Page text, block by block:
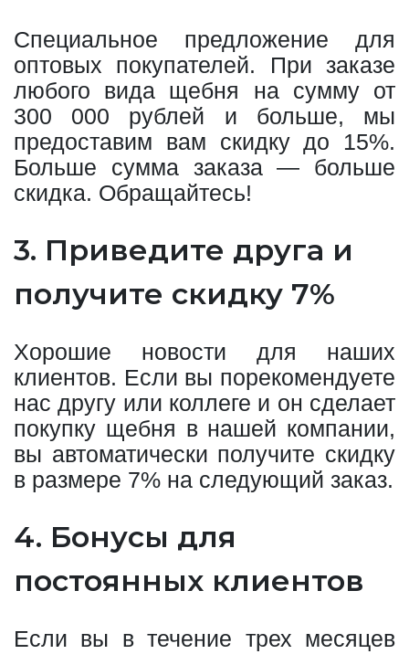
Специальное предложение для
оптовых покупателей. При заказе
любого вида щебня на сумму от
300 000 рублей и больше, мы
предоставим вам скидку до 15%.
Больше сумма заказа — больше
скидка. Обращайтесь!
3. Приведите друга и
получите скидку 7%
Хорошие новости для наших
клиентов. Если вы порекомендуете
нас другу или коллеге и он сделает
покупку щебня в нашей компании,
вы автоматически получите скидку
в размере 7% на следующий заказ.
4. Бонусы для
постоянных клиентов
Если вы в течение трех месяцев